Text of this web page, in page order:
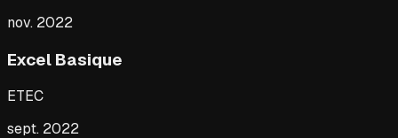
nov. 2022
Excel Basique
ETEC
sept. 2022